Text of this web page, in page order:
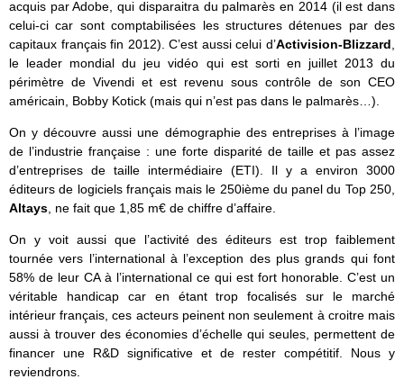
acquis par Adobe, qui disparaitra du palmarès en 2014 (il est dans
celui-ci car sont comptabilisées les structures détenues par des
capitaux français fin 2012). C’est aussi celui d’Activision-Blizzard
le leader mondial du jeu vidéo qui est sorti en juillet 2013 du
périmètre de Vivendi et est revenu sous contrôle de son CEO
américain, Bobby Kotick (mais qui n’est pas dans le palmarès…).
On y découvre aussi une démographie des entreprises à l’image
de l’industrie française : une forte disparité de taille et pas assez
d’entreprises de taille intermédiaire (ETI). Il y a environ 3000
éditeurs de logiciels français mais le 250ième du panel du Top 250,
Altays , ne fait que 1,85 m€ de chiffre d’affaire.
On y voit aussi que l’activité des éditeurs est trop faiblement
tournée vers l’international à l’exception des plus grands qui font
58% de leur CA à l’international ce qui est fort honorable. C’est un
véritable handicap car en étant trop focalisés sur le marché
intérieur français, ces acteurs peinent non seulement à croitre mais
aussi à trouver des économies d’échelle qui seules, permettent de
financer une R&D significative et de rester compétitif. Nous y
reviendrons.